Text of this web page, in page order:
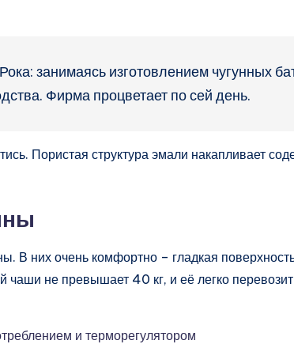
занимаясь изготовлением чугунных
Фирма процветает по сей день.
Пористая структура эмали накапливает
В них очень комфортно – гладкая
чаши не превышает 40 кг, и её легко
и терморегулятором